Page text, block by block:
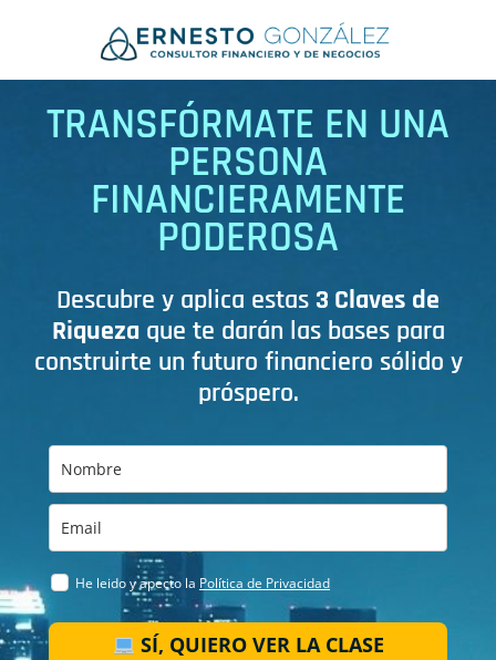
TRANSFÓRMATE EN UNA
PERSONA
FINANCIERAMENTE
PODEROSA
Descubre y aplica estas 3 Claves de
Riquezaque te darán las bases para
construirte un futuro financiero sólido y
próspero.
He leido y apecto la Política de Privacidad
SÍ, QUIERO VER LA CLASE